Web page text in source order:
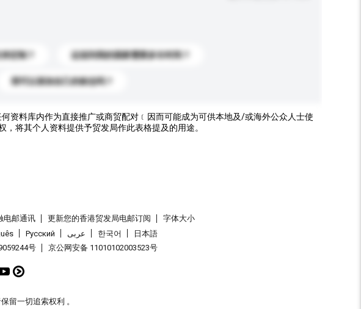
定制？ 运送到我的国家需要多长时间？
我可以添加自己的标志吗？
资料库内作为直接推广或商贸配对﹝因而可能成为可供本地及/或海外公众人士使
将其个人资料提供予贸发局作此表格提及的用途。
电邮通讯 更新您的香港贸发局电邮订阅
字体大小
Pусский عربى 한국어
日本語
号 京公网安备 11010102003523号
留一切追索权利 。